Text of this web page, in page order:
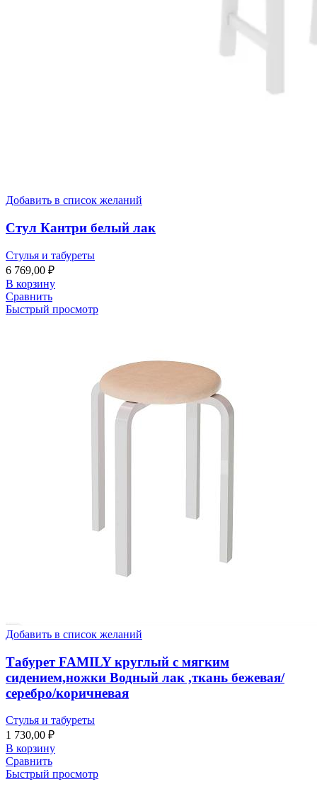
Добавить в список желаний
Стул Кантри белый лак
Стулья и табуреты
6 769,00 ₽
В корзину
Сравнить
Быстрый просмотр
Добавить в список желаний
Табурет FAMILY круглый с мягким
сидением,ножки Водный лак ,ткань бежевая/
серебро/коричневая
Стулья и табуреты
1 730,00 ₽
В корзину
Сравнить
Быстрый просмотр